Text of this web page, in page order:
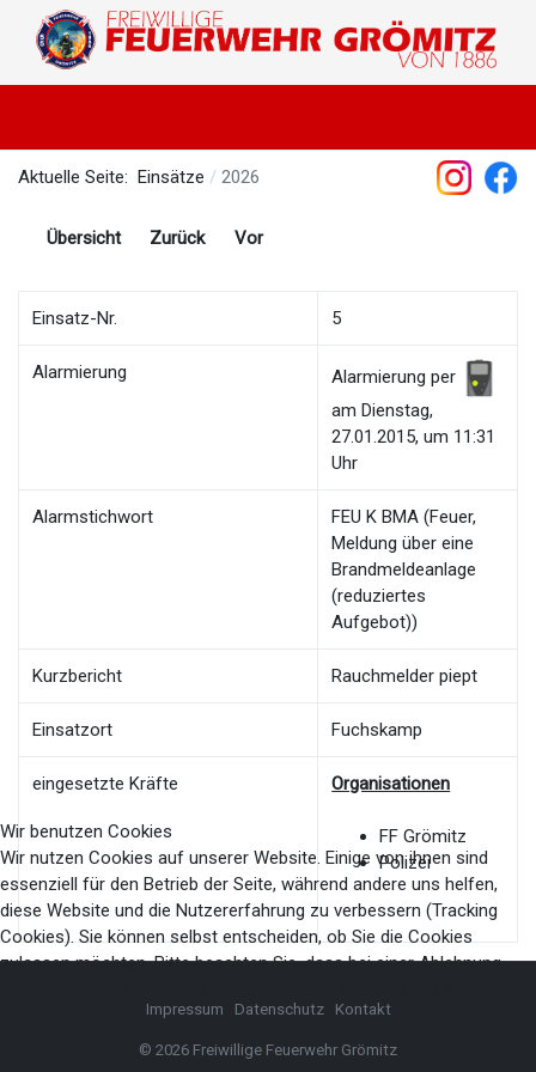
Aktuelle Seite: Einsätze 2026
Übersicht Zurück Vor
Einsatz-Nr. 5
Alarmierung
Alarmierung per
am Dienstag,
27.01.2015, um 11:31
Uhr
Alarmstichwort
FEU K BMA (Feuer,
Meldung über eine
Brandmeldeanlage
(reduziertes
Aufgebot))
Kurzbericht Rauchmelder piept
Einsatzort Fuchskamp
eingesetzte Kräfte Organisationen
FF Grömitz
Polizei
Impressum Datenschutz Kontakt
© 2026 Freiwillige Feuerwehr Grömitz
Wir benutzen Cookies
Wir nutzen Cookies auf unserer Website. Einige von ihnen sind
essenziell für den Betrieb der Seite, während andere uns helfen,
diese Website und die Nutzererfahrung zu verbessern (Tracking
Cookies). Sie können selbst entscheiden, ob Sie die Cookies
zulassen möchten. Bitte beachten Sie, dass bei einer Ablehnung